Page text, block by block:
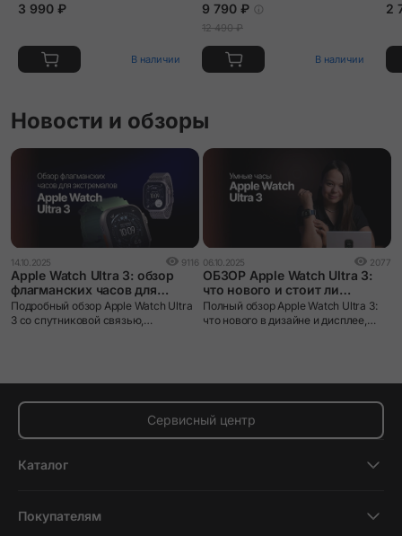
3 990 ₽
В наличии
9 790 ₽
12 490 ₽
В наличии
2
Новости и обзоры
14.10.2025 9116
Apple Watch Ultra 3: обзор
флагманских часов для
экстремалов
Подробный обзор Apple Watch Ultra
3 со спутниковой связью,
06.10.2025 2077
ОБЗОР Apple Watch Ultra 3:
что нового и стоит ли
обновляться?
Полный обзор Apple Watch Ultra 3:
что нового в дизайне и дисплее,
Сервисный центр
Каталог
Планшеты
Покупателям